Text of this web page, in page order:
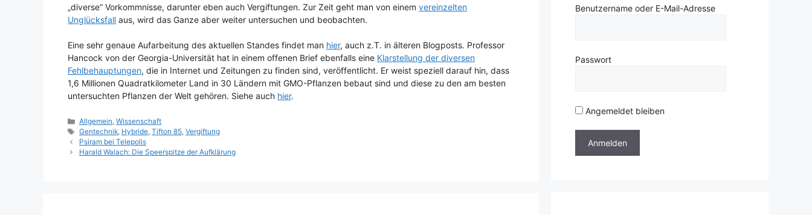
„diverse“ Vorkommnisse, darunter eben auch Vergiftungen. Zur Zeit geht man von einem vereinzelten
Unglücksfall aus, wird das Ganze aber weiter untersuchen und beobachten.
Eine sehr genaue Aufarbeitung des aktuellen Standes findet man hier, auch z.T. in älteren Blogposts. Professor
Hancock von der Georgia-Universität hat in einem offenen Brief ebenfalls eine Klarstellung der diversen
Fehlbehauptungen, die in Internet und Zeitungen zu finden sind, veröffentlicht. Er weist speziell darauf hin, dass
1,6 Millionen Quadratkilometer Land in 30 Ländern mit GMO-Pflanzen bebaut sind und diese zu den am besten
untersuchten Pflanzen der Welt gehören. Siehe auch hier.
Kategorien
Allgemein,Wissenschaft
Schlagwörter
Gentechnik, Hybride,Tifton 85,Vergiftung
Psiram bei Telepolis
Harald Walach: Die Speerspitze der Aufklärung
Benutzername oder E-Mail-Adresse
Passwort
Angemeldet bleiben